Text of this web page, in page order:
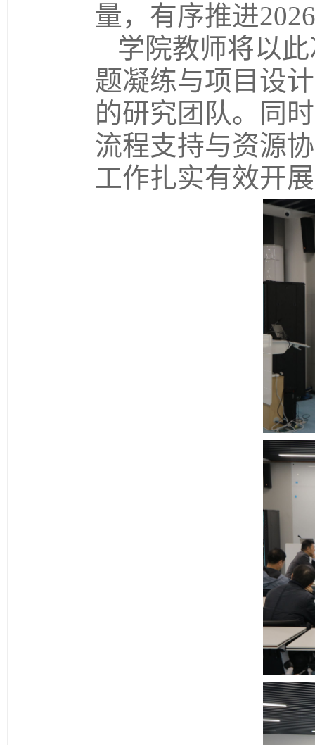
量，有序推进
学院教师将以
题凝练与项目设
的研究团队。同
流程支持与资源
工作扎实有效开